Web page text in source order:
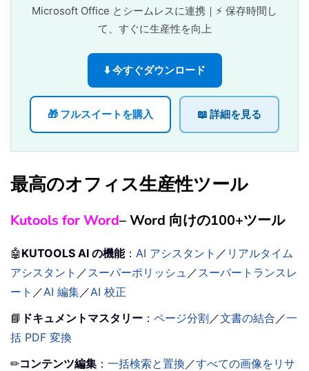
Microsoft Office とシームレスに連携｜⚡ 保存時間し
て、すぐに生産性を向上
⬇️ 今すぐダウンロード
🎁 フルスイートを購入 📖 詳細を見る
最高のオフィス生産性ツール
Kutools for Word– Word 向けの100+ツール
🤖 KUTOOLS AI の機能： AI アシスタント ／ リアルタイム
アシスタント ／ スーパーポリッシュ ／ スーパートランスレ
ート ／AI 編集／AI 校正
📘 ドキュメントマスタリー ： ページ分割 ／文書の結合 ／一
括 PDF 変換
✏コンテンツ編集 ： 一括検索と置換 ／すべての画像をリサ